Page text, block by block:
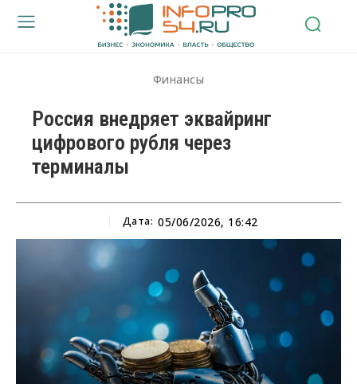
Финансы
Россия внедряет эквайринг
цифрового рубля через
терминалы
Дата: 05/06/2026, 16:42